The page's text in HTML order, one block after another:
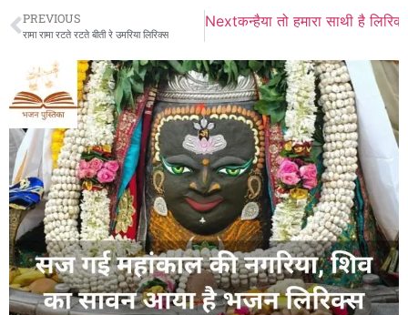
PREVIOUS
रामा रामा रटते रटते बीती रे उमरिया लिरिक्स
Nextकन्हैया तो हमारा साथी है